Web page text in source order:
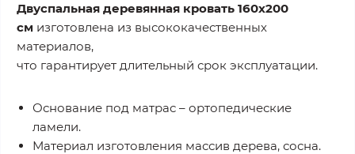
Двуспальная деревянная кровать 160х200
см изготовлена из высококачественных
материалов,
что гарантирует длительный срок эксплуатации.
Основание под матрас – ортопедические
ламели.
Материал изготовления массив дерева, сосна.